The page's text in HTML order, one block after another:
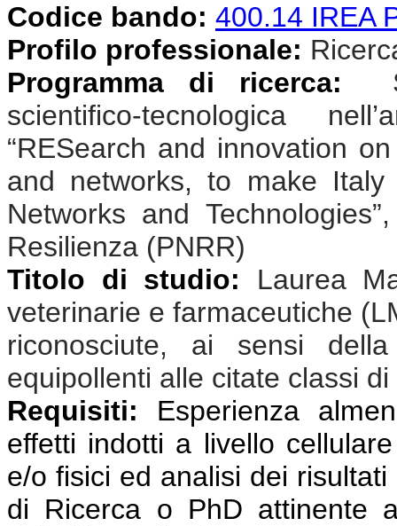
Codice bando: 400.14 IREA
Profilo professionale:
Programma di ricerca:
scientifico-tecnologica
“RESearch and innovation
and networks, to make Italy
Networks and
Resilienza (PNRR)
Titolo di studio:
Laurea
veterinarie e farmaceutiche
riconosciute, ai sensi
equipollenti alle citate classi
Requisiti: Esperienza
effetti indotti a livello
e/o fisici ed analisi dei
di Ricerca o PhD attinente